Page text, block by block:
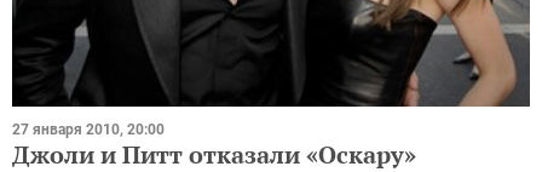
27 января 2010, 20:00
Джоли и Питт отказали «Оскару»